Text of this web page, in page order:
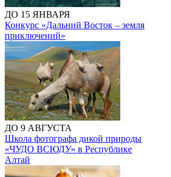
ДО 15 ЯНВАРЯ
Конкурс «Дальний Восток – земля
приключений»
ДО 9 АВГУСТА
Школа фотографа дикой природы
«ЧУДО ВСЮДУ» в Республике
Алтай